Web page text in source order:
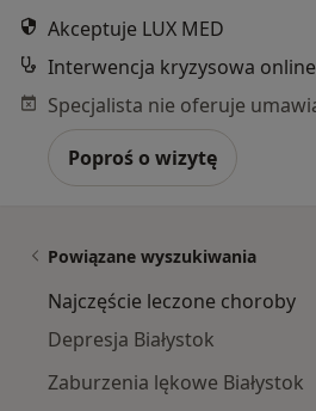
Akceptuje LUX MED
Interwencja kryzysowa online
Poproś o wizytę
Powiązane wyszukiwania
Najczęście leczone choroby
Depresja Białystok
Zaburzenia lękowe Białystok